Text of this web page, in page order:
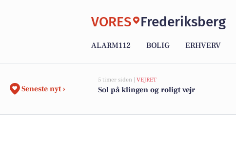
VORES Frederiksberg
ALARM112 BOLIG ERHVERV
Seneste nyt ›
5 timer siden | VEJRET
Sol på klingen og roligt vejr